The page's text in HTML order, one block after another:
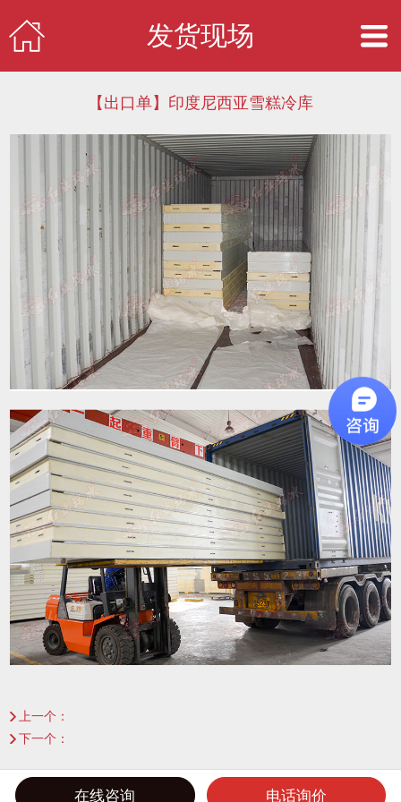
发货现场
【出口单】印度尼西亚雪糕冷库
上一个：
【出口单】哈萨克斯坦速冻库发货
下一个：
版权声明:天津市红旗制冷设备有限公司
在线咨询 电话询价